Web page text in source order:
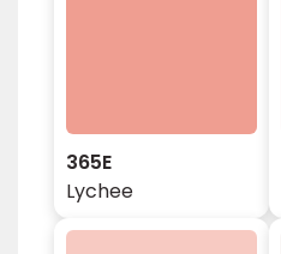
365E
Lychee